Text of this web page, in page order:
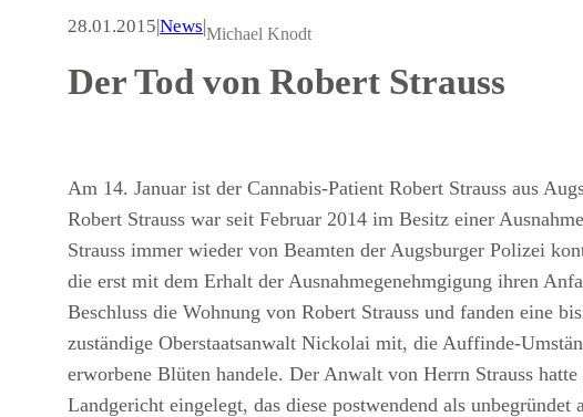
28.01.2015|News|Michael Knodt
Der Tod von Robert Strauss
Am 14. Januar ist der Cannabis-Patient Robert Strauss aus
Robert Strauss war seit Februar 2014 im Besitz einer
Strauss immer wieder von Beamten der Augsburger Polizei
die erst mit dem Erhalt der Ausnahmegenehmgigung ihren
Beschluss die Wohnung von Robert Strauss und fanden eine
zuständige Oberstaatsanwalt Nickolai mit, die Auffinde-
erworbene Blüten handele. Der Anwalt von Herrn Strauss
Landgericht eingelegt, das diese postwendend als unbegründet